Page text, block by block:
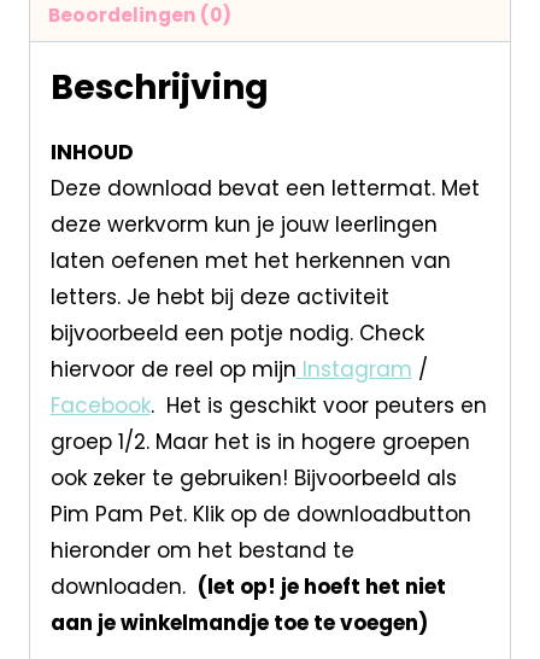
Beoordelingen (0)
Beschrijving
INHOUD
Deze download bevat een lettermat. Met
deze werkvorm kun je jouw leerlingen
laten oefenen met het herkennen van
letters. Je hebt bij deze activiteit
bijvoorbeeld een potje nodig. Check
hiervoor de reel op mijn Instagram /
Facebook. Het is geschikt voor peuters en
groep 1/2. Maar het is in hogere groepen
ook zeker te gebruiken! Bijvoorbeeld als
Pim Pam Pet. Klik op de downloadbutton
hieronder om het bestand te
downloaden. (let op! je hoeft het niet
aan je winkelmandje toe te voegen)